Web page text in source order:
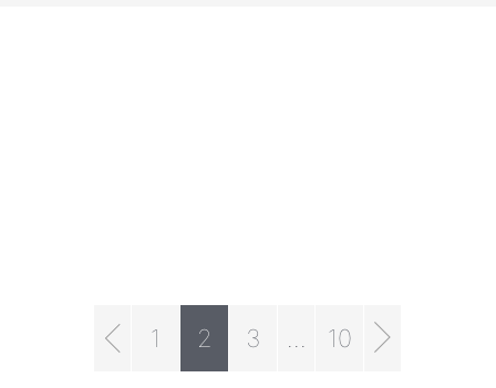
1 2 3 10